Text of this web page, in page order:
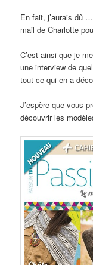
En fait, j’aurais dû
mail de Charlotte
C’est ainsi que je
une interview de
tout ce qui en a
J’espère que vous
découvrir les